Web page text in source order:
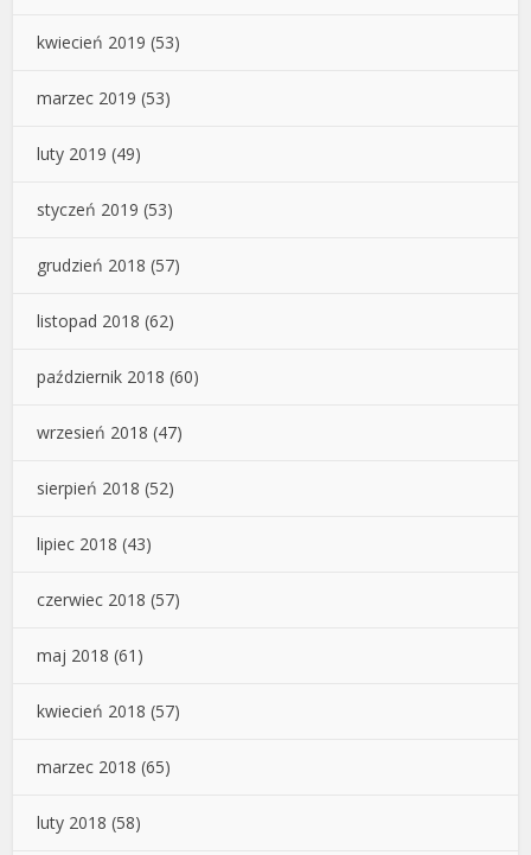
kwiecień 2019 (53)
marzec 2019 (53)
luty 2019 (49)
styczeń 2019 (53)
grudzień 2018 (57)
listopad 2018 (62)
październik 2018 (60)
wrzesień 2018 (47)
sierpień 2018 (52)
lipiec 2018 (43)
czerwiec 2018 (57)
maj 2018 (61)
kwiecień 2018 (57)
marzec 2018 (65)
luty 2018 (58)